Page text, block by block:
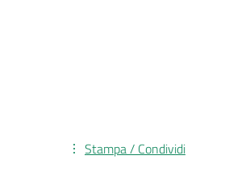
Stampa / Condividi